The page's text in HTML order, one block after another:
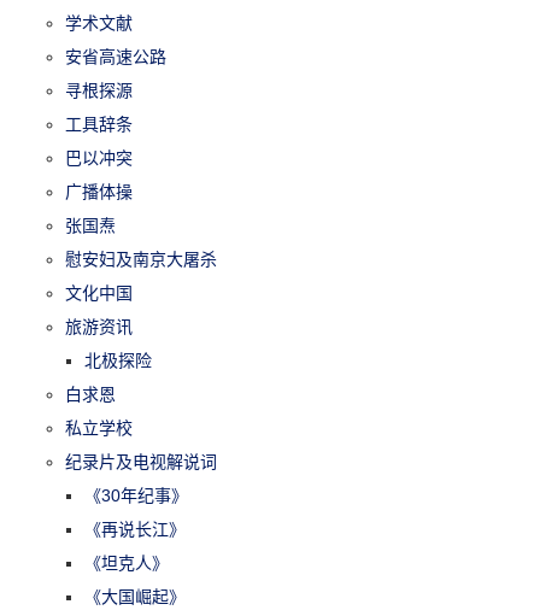
学术文献
安省高速公路
寻根探源
工具辞条
巴以冲突
广播体操
张国焘
慰安妇及南京大屠杀
文化中国
旅游资讯
北极探险
白求恩
私立学校
纪录片及电视解说词
《30年纪事》
《再说长江》
《坦克人》
《大国崛起》